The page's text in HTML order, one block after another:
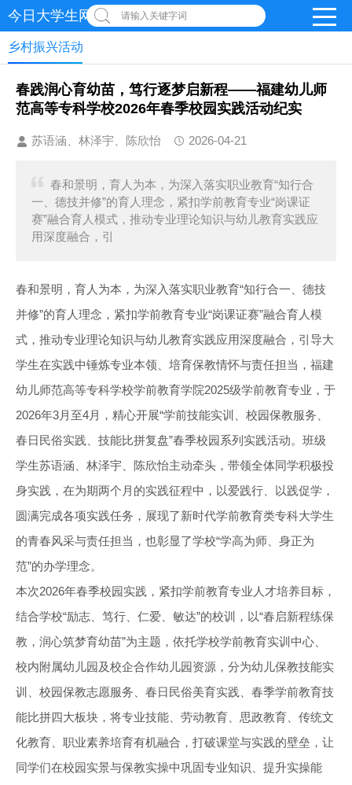
今日大学生网-【官网】请输入关键字词
乡村振兴活动
春践润心育幼苗，笃行逐梦启新程——福建幼儿师
范高等专科学校2026年春季校园实践活动纪实
苏语涵、林泽宇、陈欣怡 2026-04-21
春和景明，育人为本，为深入落实职业教育“知行合
一、德技并修”的育人理念，紧扣学前教育专业“岗课证
赛”融合育人模式，推动专业理论知识与幼儿教育实践应
用深度融合，引
春和景明，育人为本，为深入落实职业教育“知行合一、德技
并修”的育人理念，紧扣学前教育专业“岗课证赛”融合育人模
式，推动专业理论知识与幼儿教育实践应用深度融合，引导大
学生在实践中锤炼专业本领、培育保教情怀与责任担当，福建
幼儿师范高等专科学校学前教育学院2025级学前教育专业，于
2026年3月至4月，精心开展“学前技能实训、校园保教服务、
春日民俗实践、技能比拼复盘”春季校园系列实践活动。班级
学生苏语涵、林泽宇、陈欣怡主动牵头，带领全体同学积极投
身实践，在为期两个月的实践征程中，以爱践行、以践促学，
圆满完成各项实践任务，展现了新时代学前教育类专科大学生
的青春风采与责任担当，也彰显了学校“学高为师、身正为
范”的办学理念。
本次2026年春季校园实践，紧扣学前教育专业人才培养目标，
结合学校“励志、笃行、仁爱、敏达”的校训，以“春启新程练保
教，润心筑梦育幼苗”为主题，依托学校学前教育实训中心、
校内附属幼儿园及校企合作幼儿园资源，分为幼儿保教技能实
训、校园保教志愿服务、春日民俗美育实践、春季学前教育技
能比拼四大板块，将专业技能、劳动教育、思政教育、传统文
化教育、职业素养培育有机融合，打破课堂与实践的壁垒，让
同学们在校园实景与保教实操中巩固专业知识、提升实操能